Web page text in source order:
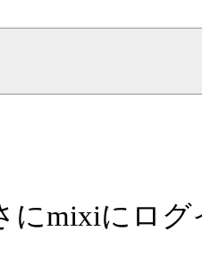
にmixiにロ